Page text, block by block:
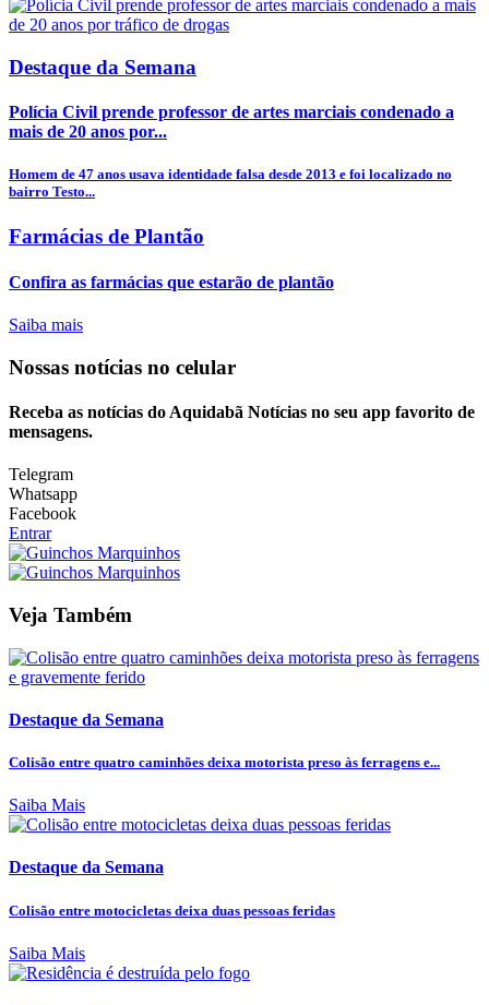
Destaque da Semana
Polícia Civil prende professor de artes marciais condenado a
mais de 20 anos por...
Homem de 47 anos usava identidade falsa desde 2013 e foi localizado no
bairro Testo...
Farmácias de Plantão
Confira as farmácias que estarão de plantão
Saiba mais
Nossas notícias no celular
Receba as notícias do Aquidabã Notícias no seu app favorito de
mensagens.
Telegram
Whatsapp
Facebook
Entrar
Veja Também
Destaque da Semana
Colisão entre quatro caminhões deixa motorista preso às ferragens e...
Saiba Mais
Destaque da Semana
Colisão entre motocicletas deixa duas pessoas feridas
Saiba Mais